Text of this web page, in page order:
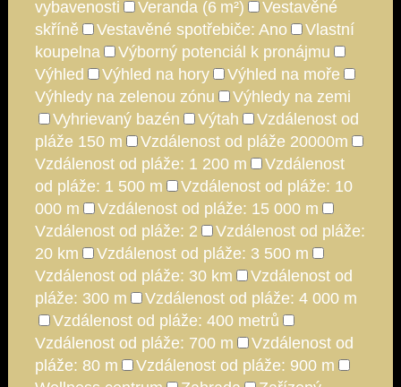
vybavenosti
Veranda (6 m²)
Vestavěné
skříně
Vestavěné spotřebiče: Ano
Vlastní
koupelna
Výborný potenciál k pronájmu
Výhled
Výhled na hory
Výhled na moře
Výhledy na zelenou zónu
Výhledy na zemi
Vyhrievaný bazén
Výtah
Vzdálenost od
pláže 150 m
Vzdálenost od pláže 20000m
Vzdálenost od pláže: 1 200 m
Vzdálenost
od pláže: 1 500 m
Vzdálenost od pláže: 10
000 m
Vzdálenost od pláže: 15 000 m
Vzdálenost od pláže: 2
Vzdálenost od pláže:
20 km
Vzdálenost od pláže: 3 500 m
Vzdálenost od pláže: 30 km
Vzdálenost od
pláže: 300 m
Vzdálenost od pláže: 4 000 m
Vzdálenost od pláže: 400 metrů
Vzdálenost od pláže: 700 m
Vzdálenost od
pláže: 80 m
Vzdálenost od pláže: 900 m